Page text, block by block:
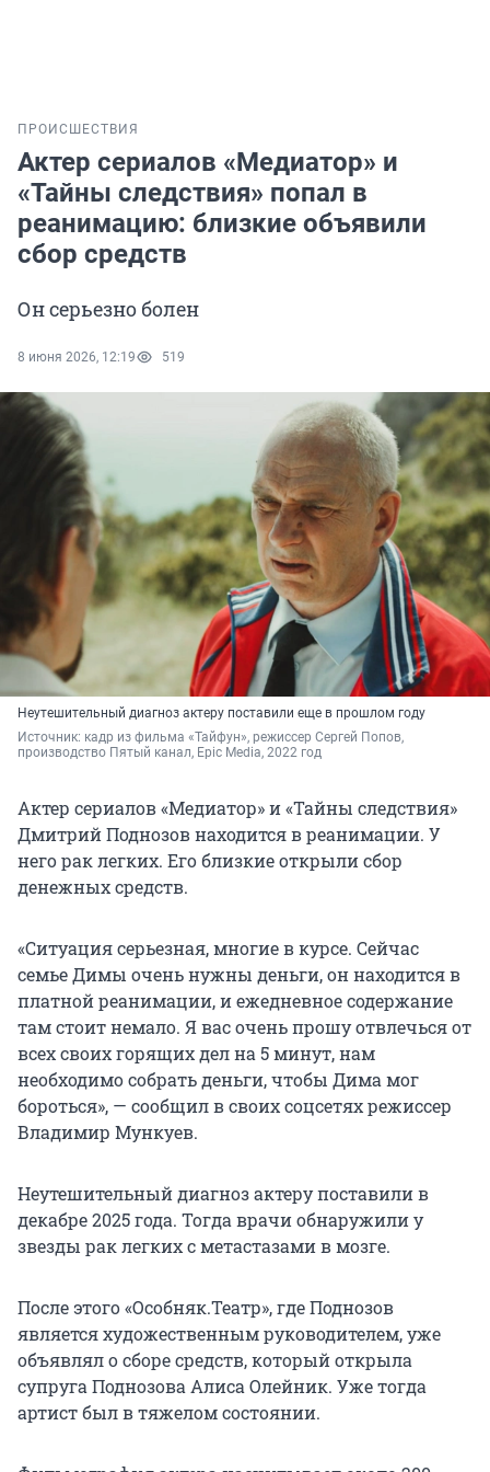
ПРОИСШЕСТВИЯ
Актер сериалов «Медиатор» и
«Тайны следствия» попал в
реанимацию: близкие объявили
сбор средств
Он серьезно болен
8 июня 2026, 12:19 519
Неутешительный диагноз актеру поставили еще в прошлом году
Источник: кадр из фильма «Тайфун», режиссер Сергей Попов,
производство Пятый канал, Epic Media, 2022 год
Актер сериалов «Медиатор» и «Тайны следствия»
Дмитрий Поднозов находится в реанимации. У
него рак легких. Его близкие открыли сбор
денежных средств.
«Ситуация серьезная, многие в курсе. Сейчас
семье Димы очень нужны деньги, он находится в
платной реанимации, и ежедневное содержание
там стоит немало. Я вас очень прошу отвлечься от
всех своих горящих дел на 5 минут, нам
необходимо собрать деньги, чтобы Дима мог
бороться», — сообщил в своих соцсетях режиссер
Владимир Мункуев.
Неутешительный диагноз актеру поставили в
декабре 2025 года. Тогда врачи обнаружили у
звезды рак легких с метастазами в мозге.
После этого «Особняк.Театр», где Поднозов
является художественным руководителем, уже
объявлял о сборе средств, который открыла
супруга Поднозова Алиса Олейник. Уже тогда
артист был в тяжелом состоянии.